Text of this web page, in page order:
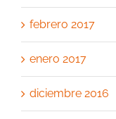
febrero 2017
enero 2017
diciembre 2016